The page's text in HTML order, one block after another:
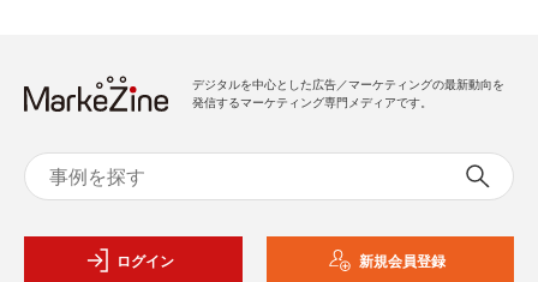
デジタルを中心とした広告／マーケティングの最新動向を
発信するマーケティング専門メディアです。
ログイン 新規会員登録